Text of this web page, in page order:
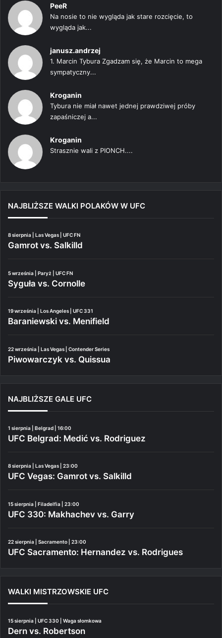
PeeR
Na nosie to nie wygląda jak stare rozcięcie, to
wygląda jak...
janusz.andrzej
1. Marcin Tybura Zgadzam się, że Marcin to mega
sympatyczny...
Kroganin
Tybura nie miał nawet jednej prawdziwej próby
zapaśniczej a...
Kroganin
Strasznie wali z PIONCH....
NAJBLIŻSZE WALKI POLAKÓW W UFC
8 sierpnia | Las Vegas | UFC FN
Gamrot vs. Salkilld
5 września | Paryż | UFC FN
Syguła vs. Cornolle
19 września | Los Angeles | UFC 331
Baraniewski vs. Menifield
22 września | Las Vegas | Contender Series
Piwowarczyk vs. Quissua
NAJBLIŻSZE GALE UFC
1 sierpnia | Belgrad | 16:00
UFC Belgrad: Medić vs. Rodriguez
8 sierpnia | Las Vegas | 23:00
UFC Vegas: Gamrot vs. Salkilld
15 sierpnia | Filadelfia | 23:00
UFC 330: Makhachev vs. Garry
22 sierpnia | Sacramento | 23:00
UFC Sacramento: Hernandez vs. Rodrigues
WALKI MISTRZOWSKIE UFC
15 sierpnia | UFC 330 | Waga słomkowa
Dern vs. Robertson